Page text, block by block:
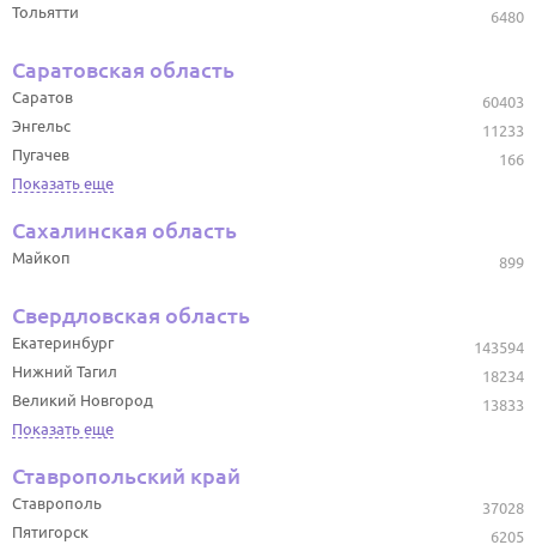
6480
Тольятти
Саратовская область
60403
Саратов
11233
Энгельс
166
Пугачев
Показать еще
Сахалинская область
899
Майкоп
Свердловская область
143594
Екатеринбург
18234
Нижний Тагил
13833
Великий Новгород
Показать еще
Ставропольский край
37028
Ставрополь
6205
Пятигорск